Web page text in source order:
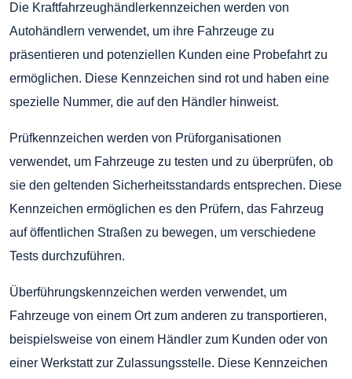
Die Kraftfahrzeughändlerkennzeichen werden von
Autohändlern verwendet, um ihre Fahrzeuge zu
präsentieren und potenziellen Kunden eine Probefahrt zu
ermöglichen. Diese Kennzeichen sind rot und haben eine
spezielle Nummer, die auf den Händler hinweist.
Prüfkennzeichen werden von Prüforganisationen
verwendet, um Fahrzeuge zu testen und zu überprüfen, ob
sie den geltenden Sicherheitsstandards entsprechen. Diese
Kennzeichen ermöglichen es den Prüfern, das Fahrzeug
auf öffentlichen Straßen zu bewegen, um verschiedene
Tests durchzuführen.
Überführungskennzeichen werden verwendet, um
Fahrzeuge von einem Ort zum anderen zu transportieren,
beispielsweise von einem Händler zum Kunden oder von
einer Werkstatt zur Zulassungsstelle. Diese Kennzeichen